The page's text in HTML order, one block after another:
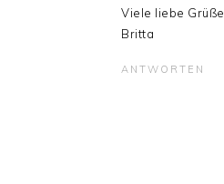
Viele liebe Grüße
Britta
ANTWORTEN